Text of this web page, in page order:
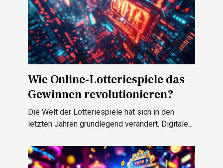
Wie Online-Lotteriespiele das
Gewinnen revolutionieren?
Die Welt der Lotteriespiele hat sich in den
letzten Jahren grundlegend verändert. Digitale...